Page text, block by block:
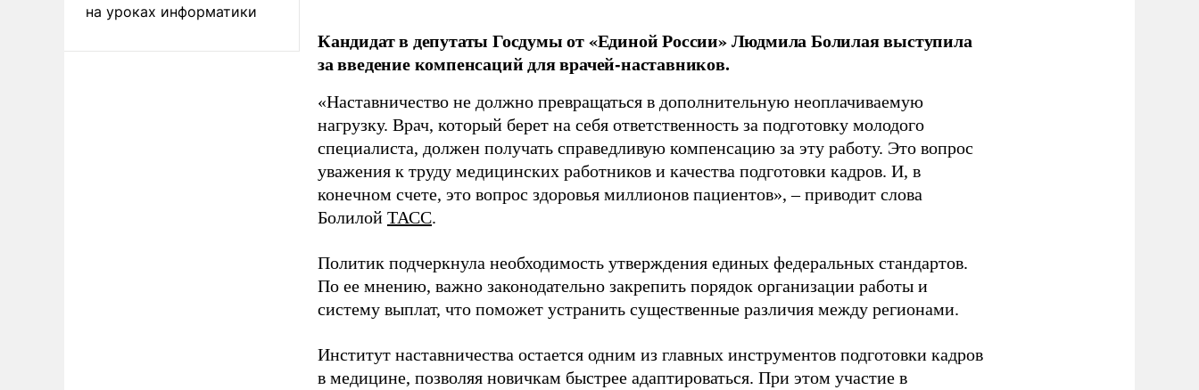
на уроках информатики
Кандидат в депутаты Госдумы от «Единой России» Людмила Болилая выступила
за введение компенсаций для врачей-наставников.
«Наставничество не должно превращаться в дополнительную неоплачиваемую
нагрузку. Врач, который берет на себя ответственность за подготовку молодого
специалиста, должен получать справедливую компенсацию за эту работу. Это вопрос
уважения к труду медицинских работников и качества подготовки кадров. И, в
конечном счете, это вопрос здоровья миллионов пациентов», – приводит слова
Болилой ТАСС.
Политик подчеркнула необходимость утверждения единых федеральных стандартов.
По ее мнению, важно законодательно закрепить порядок организации работы и
систему выплат, что поможет устранить существенные различия между регионами.
Институт наставничества остается одним из главных инструментов подготовки кадров
в медицине, позволяя новичкам быстрее адаптироваться. При этом участие в